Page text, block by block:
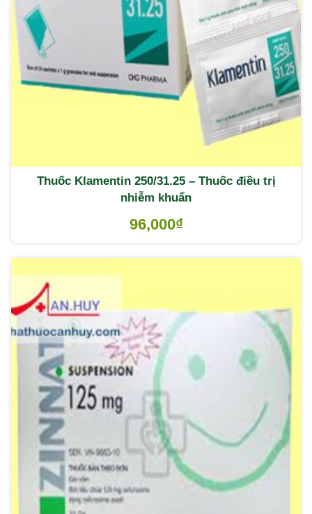
Thuốc Klamentin 250/31.25 – Thuốc điều trị
nhiễm khuẩn
96,000₫